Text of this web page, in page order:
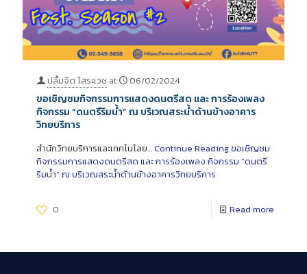
ปลื้มจิต โสระเวช at 06/02/2024
ขอเชิญชมกิจกรรมการแสดงดนตรีสด และ การร้องเพลง
กิจกรรม “ดนตรีริมน้ำ” ณ บริเวณสระน้ำด้านข้างอาคาร
วิทยบริการ
สำนักวิทยบริการและเทคโนโลย… Continue Readingขอเชิญชม
กิจกรรมการแสดงดนตรีสด และ การร้องเพลง กิจกรรม “ดนตรี
ริมน้ำ” ณ บริเวณสระน้ำด้านข้างอาคารวิทยบริการ
0 Read more